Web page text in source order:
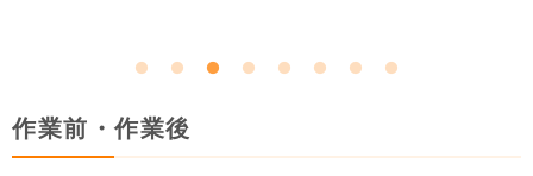
作業前・作業後